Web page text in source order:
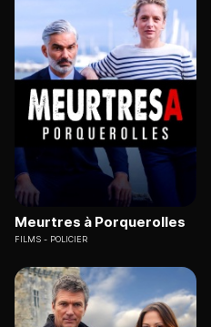
Meurtres à Porquerolles
FILMS POLICIER